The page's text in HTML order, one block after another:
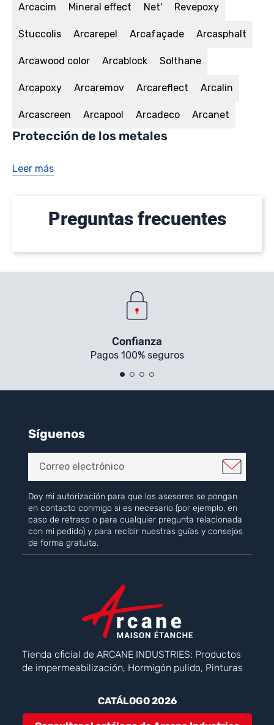
Arcacim Mineral effect Net' Revepoxy
Stuccolis Arcarepel Arcafaçade Arcasphalt
Arcawood color Arcablock Solthane
Arcapoxy Arcaremov Arcareflect Arcalin
Arcascreen Arcapool Arcadeco Arcanet
Protección de los metales
Leer más
Preguntas frecuentes
Confianza
Pagos 100% seguros
Síguenos
Doy mi autorización para que los asesores se pongan
en contacto conmigo si es necesario (por ejemplo, en
caso de retraso o para cualquier pregunta relacionada
con mi pedido) y para recibir nuestras guías y consejos
de forma gratuita.
Tienda oficial de ARCANE INDUSTRIES: Productos
de impermeabilización, Hormigón pulido, Pinturas
CATÁLOGO 2026